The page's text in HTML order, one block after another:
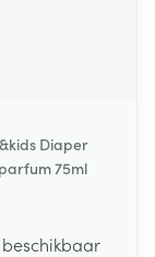
Diaper
75ml